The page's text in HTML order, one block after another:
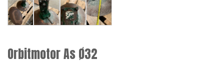
Orbitmotor As Ø32